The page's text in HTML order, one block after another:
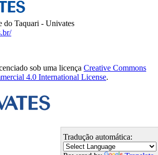
do Taquari - Univates
sob uma licença Creative Commons
4.0 International License.
Tradução automática: